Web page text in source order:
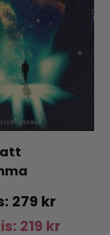
279 kr
219 kr